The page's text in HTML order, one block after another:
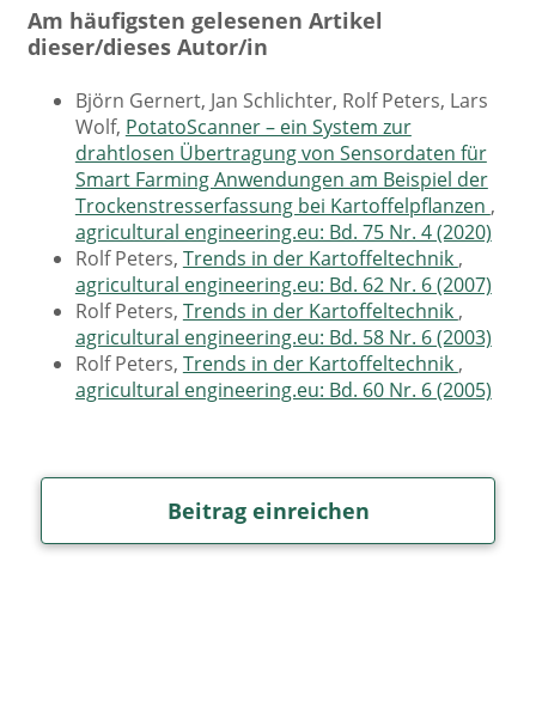
Am häufigsten gelesenen Artikel
dieser/dieses Autor/in
Björn Gernert, Jan Schlichter, Rolf Peters, Lars
Wolf, PotatoScanner – ein System zur
drahtlosen Übertragung von Sensordaten für
Smart Farming Anwendungen am Beispiel der
Trockenstresserfassung bei Kartoffelpflanzen ,
agricultural engineering.eu: Bd. 75 Nr. 4 (2020)
Rolf Peters, Trends in der Kartoffeltechnik ,
agricultural engineering.eu: Bd. 62 Nr. 6 (2007)
Rolf Peters, Trends in der Kartoffeltechnik ,
agricultural engineering.eu: Bd. 58 Nr. 6 (2003)
Rolf Peters, Trends in der Kartoffeltechnik ,
agricultural engineering.eu: Bd. 60 Nr. 6 (2005)
Beitrag einreichen